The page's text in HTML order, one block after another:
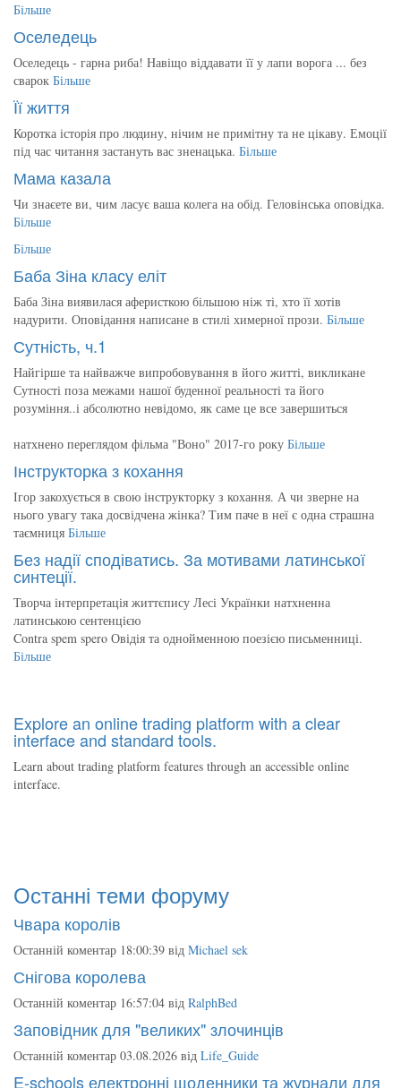
Більше
Оселедець
Оселедець - гарна риба! Навіщо віддавати її у лапи ворога ... без
сварок Більше
Її життя
Коротка історія про людину, нічим не примітну та не цікаву. Емоції
під час читання застануть вас зненацька. Більше
Мама казала
Чи знаєете ви, чим ласує ваша колега на обід. Геловінська оповідка.
Більше
Більше
Баба Зіна класу еліт
Баба Зіна виявилася аферисткою більшою ніж ті, хто її хотів
надурити. Оповідання написане в стилі химерної прози. Більше
Сутність, ч.1
Найгірше та найважче випробовування в його житті, викликане
Сутності поза межами нашої буденної реальності та його
розуміння..і абсолютно невідомо, як саме це все завершиться
натхнено переглядом фільма "Воно" 2017-го року Більше
Інструкторка з кохання
Ігор закохується в свою інструкторку з кохання. А чи зверне на
нього увагу така досвідчена жінка? Тим паче в неї є одна страшна
таємниця Більше
Без надії сподіватись. За мотивами латинської
синтеції.
Творча інтерпретація життєпису Лесі Українки натхненна
латинською сентенцією
Contra spem spero Овідія та однойменною поезією письменниці.
Більше
Explore an online trading platform with a clear
interface and standard tools.
Learn about trading platform features through an accessible online
interface.
Останні теми форуму
Чвара королів
Останній коментар 18:00:39 від Michael sek
Снігова королева
Останній коментар 16:57:04 від RalphBed
Заповідник для "великих" злочинців
Останній коментар 03.08.2026 від Life_Guide
E-schools електронні щоденники та журнали для